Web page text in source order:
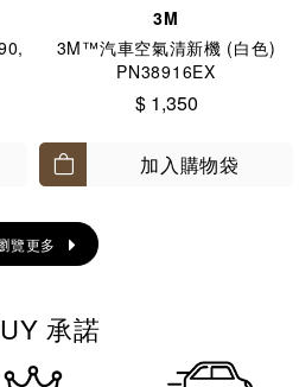
3M
3M™汽車空氣清新機 (白色)
PN38916EX
$ 1,350
加入購物袋
覽更多
承諾